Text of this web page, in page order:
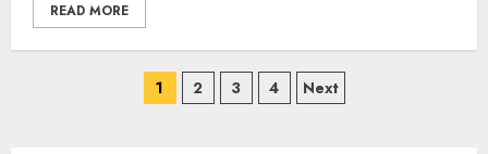
READ MORE
Posts
1 2 3 4 Next